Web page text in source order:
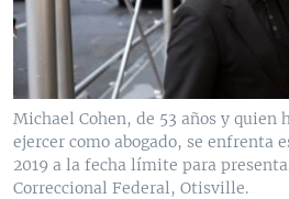
VENEZUELA
NICARAGUA
ECONOMÍA
ENTRETENIMIENTO Y CULTURA
TECNOLOGÍA
DEPORTES
CIENCIA Y SALUD
MULTIMEDIA
FOTOGRAFÍA
AUDIOS
PROGRAMAS TV
EL MUNDO AL DÍA
FORO INTERAMERICANO
VISIÓN 360
RADIO
AVANCE INFORMATIVO
AUDIONOTICIAS
DIRECT
DOCUMENTALES DE LA VOA
Michael Cohen, de 53 años y
ejercer como abogado, se enfrenta
2019 a la fecha límite para
Correccional Federal, Otisville.